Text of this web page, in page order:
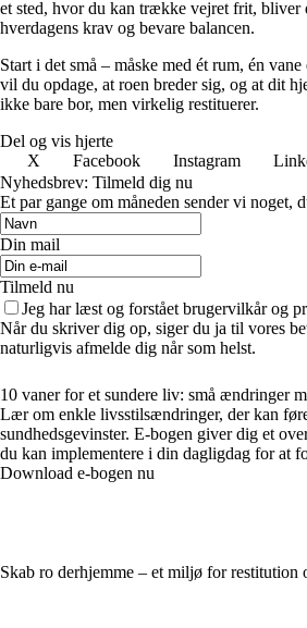
et sted, hvor du kan trække vejret frit, bliver
hverdagens krav og bevare balancen.
Start i det små – måske med ét rum, én
vil du opdage, at roen breder sig, og at dit
ikke bare bor, men virkelig restituerer.
Del og vis hjerte
X
Facebook Instagram
Nyhedsbrev: Tilmeld dig nu
Et par gange om måneden sender vi noget,
Din mail
Tilmeld nu
Jeg har læst og forstået brugervilkår og
Når du skriver dig op, siger du ja til vores
naturligvis afmelde dig når som helst.
10 vaner for et sundere liv: små ændringer
Lær om enkle livsstilsændringer, der kan
sundhedsgevinster. E-bogen giver dig et
du kan implementere i din dagligdag for at
Download e-bogen nu
Skab ro derhjemme – et miljø for restitution